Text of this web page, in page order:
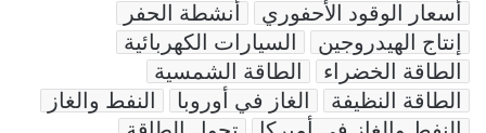
أسعار الوقود الأحفوري
أنشطة الحفر
إنتاج الهيدروجين
السيارات الكهربائية
الطاقة الخضراء
الطاقة الشمسية
الطاقة النظيفة
الغاز في أوروبا
النفط والغاز